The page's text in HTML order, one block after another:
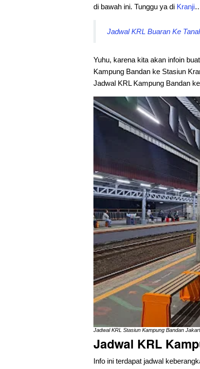
di bawah ini. Tunggu ya di Kranji
Jadwal KRL Buaran Ke
Yuhu, karena kita akan infoin
Kampung Bandan ke Stasiun
Jadwal KRL Kampung Bandan
Jadwal KRL Stasiun Kampung Bandan
Jadwal KRL
Info ini terdapat jadwal